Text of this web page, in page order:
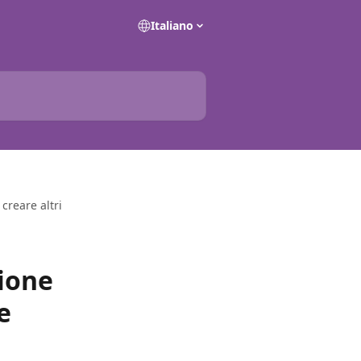
Italiano
altri